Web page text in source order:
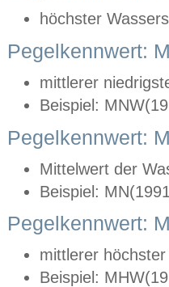
höchster
Pegelkennwert:
mittlerer
Beispiel:
Pegelkennwert:
Mittelwert der
Beispiel:
Pegelkennwert:
mittlerer
Beispiel: